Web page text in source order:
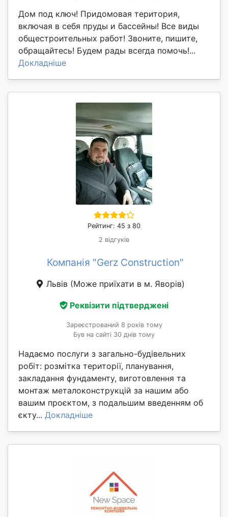
Дом под ключ! Придомовая територия,
включая в себя пруды и бассейны! Все виды
общестроительных работ! Звоните, пишите,
обращайтесь! Будем рады всегда помочь!...
Докладніше
Рейтинг: 45 з 80
2 відгуків
Компанія "Gerz Construction"
Львів (Може приїхати в м. Яворів)
Реквізити підтверджені
Зареєстрований 8 років тому
Був на сайті 30 днів тому
Надаємо послуги з загально-будівельних
робіт: розмітка території, планування,
закладання фундаменту, виготовлення та
монтаж металоконструкцій за нашим або
вашим проєктом, з подальшим введенням об
єкту... Докладніше